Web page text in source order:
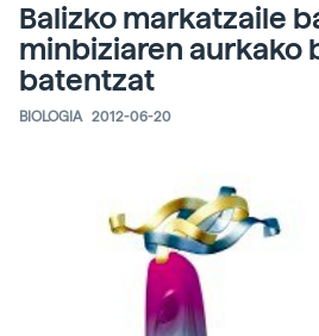
Balizko markatzaile
minbiziaren aurkako
batentzat
BIOLOGIA 2012-06-20